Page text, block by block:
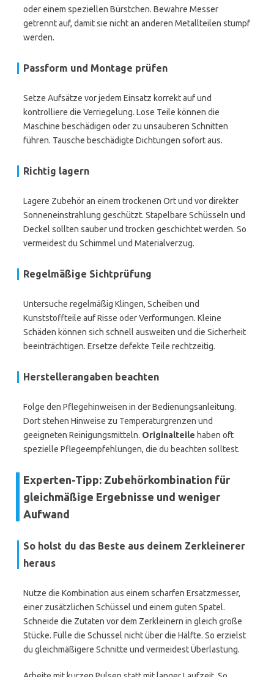
oder einem speziellen Bürstchen. Bewahre Messer
getrennt auf, damit sie nicht an anderen Metallteilen stumpf
werden.
Passform und Montage prüfen
Setze Aufsätze vor jedem Einsatz korrekt auf und
kontrolliere die Verriegelung. Lose Teile können die
Maschine beschädigen oder zu unsauberen Schnitten
führen. Tausche beschädigte Dichtungen sofort aus.
Richtig lagern
Lagere Zubehör an einem trockenen Ort und vor direkter
Sonneneinstrahlung geschützt. Stapelbare Schüsseln und
Deckel sollten sauber und trocken geschichtet werden. So
vermeidest du Schimmel und Materialverzug.
Regelmäßige Sichtprüfung
Untersuche regelmäßig Klingen, Scheiben und
Kunststoffteile auf Risse oder Verformungen. Kleine
Schäden können sich schnell ausweiten und die Sicherheit
beeinträchtigen. Ersetze defekte Teile rechtzeitig.
Herstellerangaben beachten
Folge den Pflegehinweisen in der Bedienungsanleitung.
Dort stehen Hinweise zu Temperaturgrenzen und
geeigneten Reinigungsmitteln. Originalteile haben oft
spezielle Pflegeempfehlungen, die du beachten solltest.
Experten-Tipp: Zubehörkombination für
gleichmäßige Ergebnisse und weniger
Aufwand
So holst du das Beste aus deinem Zerkleinerer
heraus
Nutze die Kombination aus einem scharfen Ersatzmesser,
einer zusätzlichen Schüssel und einem guten Spatel.
Schneide die Zutaten vor dem Zerkleinern in gleich große
Stücke. Fülle die Schüssel nicht über die Hälfte. So erzielst
du gleichmäßigere Schnitte und vermeidest Überlastung.